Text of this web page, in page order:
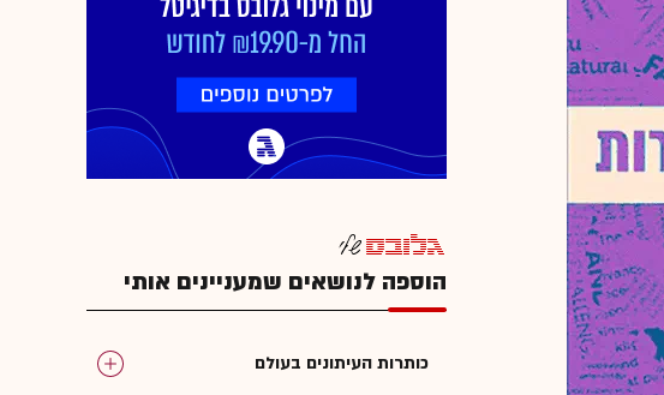
הוספה לנושאים שמעניינים אותי
כותרות העיתונים בעולם